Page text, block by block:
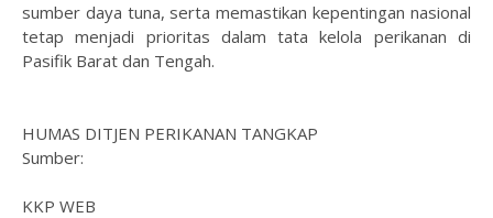
sumber daya tuna, serta memastikan kepentingan nasional
tetap menjadi prioritas dalam tata kelola perikanan di
Pasifik Barat dan Tengah.
HUMAS DITJEN PERIKANAN TANGKAP
Sumber:
KKP WEB